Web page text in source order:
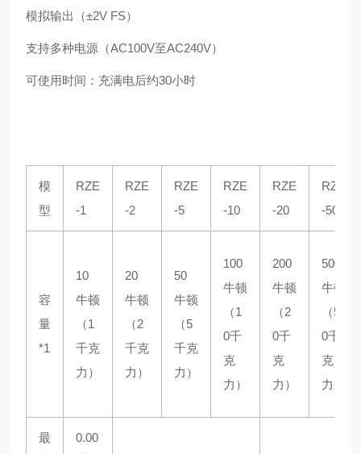
模拟输出（±2V FS）
支持多种电源（AC100V至AC240V）
可使用时间：充满电后约30小时
模
型
RZE
-1
RZE
-2
RZE
-5
RZE
-10
RZE
-20
RZE
-50
容
量
*1
10
牛顿
（1
千克
力）
20
牛顿
（2
千克
力）
50
牛顿
（5
千克
力）
100
牛顿
（1
0千
克
力）
200
牛顿
（2
0千
克
力）
500
牛顿
（5
0千
克
力）
最
0.00